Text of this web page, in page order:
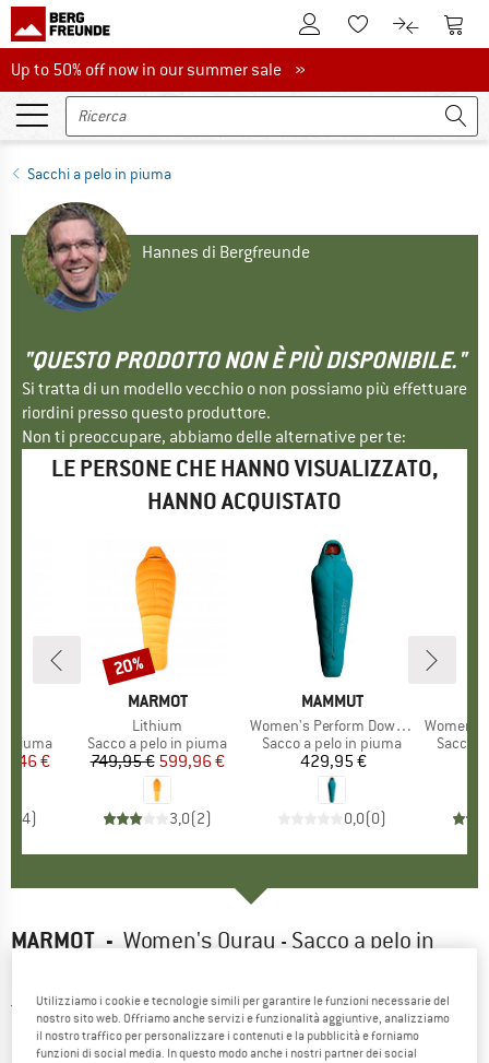
Al conto clienteAlla lista
Al Al
Up to 50% off now in our summer sale
Up to 50% off now in our summer sale »
Sacchi a pelo in piuma
Hannes di Bergfreunde
"QUESTO PRODOTTO NON È PIÙ DISPONIBILE."
Si tratta di un modello vecchio o non possiamo più effettuare
riordini presso questo produttore.
Non ti preoccupare, abbiamo delle alternative per te:
LE PERSONE CHE HANNO VISUALIZZATO,
HANNO ACQUISTATO
piuma
ridotto
€
4)
MARCHIO
MARMOT
Articolo
Lithium
Gruppo di prodotti
Sacco a pelo in piuma
Prezzo
749,95 € Prezzo ridotto
599,96 €
3,0(2)
Sconto
20%
MARCHIO
MAMMUT
Articolo
Women's Perform Down Bag -10°C
Gruppo di prodotti
Sacco a pelo in piuma
Prezzo
429,95 €
0,0(0)
Articolo
Women's
Sacco
MARMOT - Women's Ouray - Sacco a pelo in
5,0(2)
Utilizziamo i cookie e tecnologie simili per garantire le funzioni necessarie del
nostro sito web. Offriamo anche servizi e funzionalità aggiuntive, analizziamo
il nostro traffico per personalizzare i contenuti e la pubblicità e forniamo
funzioni di social media. In questo modo anche i nostri partner dei social